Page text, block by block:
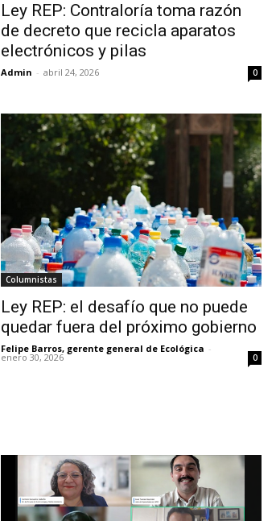
Ley REP: Contraloría toma razón
de decreto que recicla aparatos
electrónicos y pilas
Admin - abril 24, 2026 0
Columnistas
Ley REP: el desafío que no puede
quedar fuera del próximo gobierno
Felipe Barros, gerente general de Ecológica -
enero 30, 2026 0